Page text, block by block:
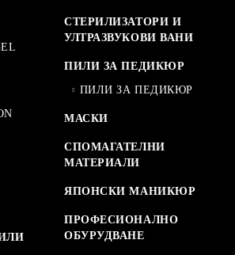
СТЕРИЛИЗАТОРИ И
УЛТРАЗВУКОВИ ВАНИ
ПИЛИ ЗА ПЕДИКЮР
ПИЛИ ЗА ПЕДИКЮР
МАСКИ
СПОМАГАТЕЛНИ
МАТЕРИАЛИ
ЯПОНСКИ МАНИКЮР
ПРОФЕСИОНАЛНО
ОБУРУДВАНЕ